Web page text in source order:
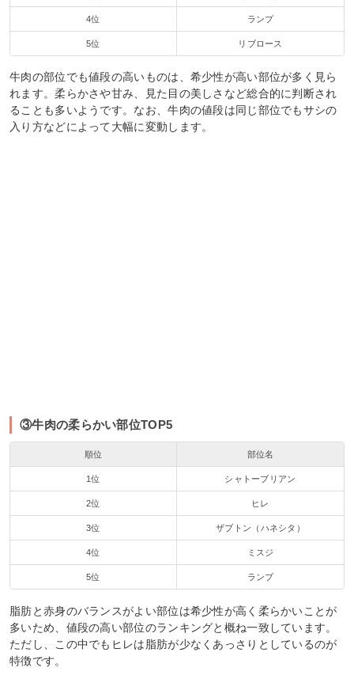
4位 ランプ
5位 リブロース
牛肉の部位でも値段の高いものは、希少性が高い部位が多く見ら
れます。柔らかさや甘み、見た目の美しさなど総合的に判断され
ることも多いようです。なお、牛肉の値段は同じ部位でもサシの
入り方などによって大幅に変動します。
③牛肉の柔らかい部位TOP5
順位 部位名
1位 シャトーブリアン
2位 ヒレ
3位 ザブトン（ハネシタ）
4位 ミスジ
5位 ランプ
脂肪と赤身のバランスがよい部位は希少性が高く柔らかいことが
多いため、値段の高い部位のランキングと概ね一致しています。
ただし、この中でもヒレは脂肪が少なくあっさりとしているのが
特徴です。